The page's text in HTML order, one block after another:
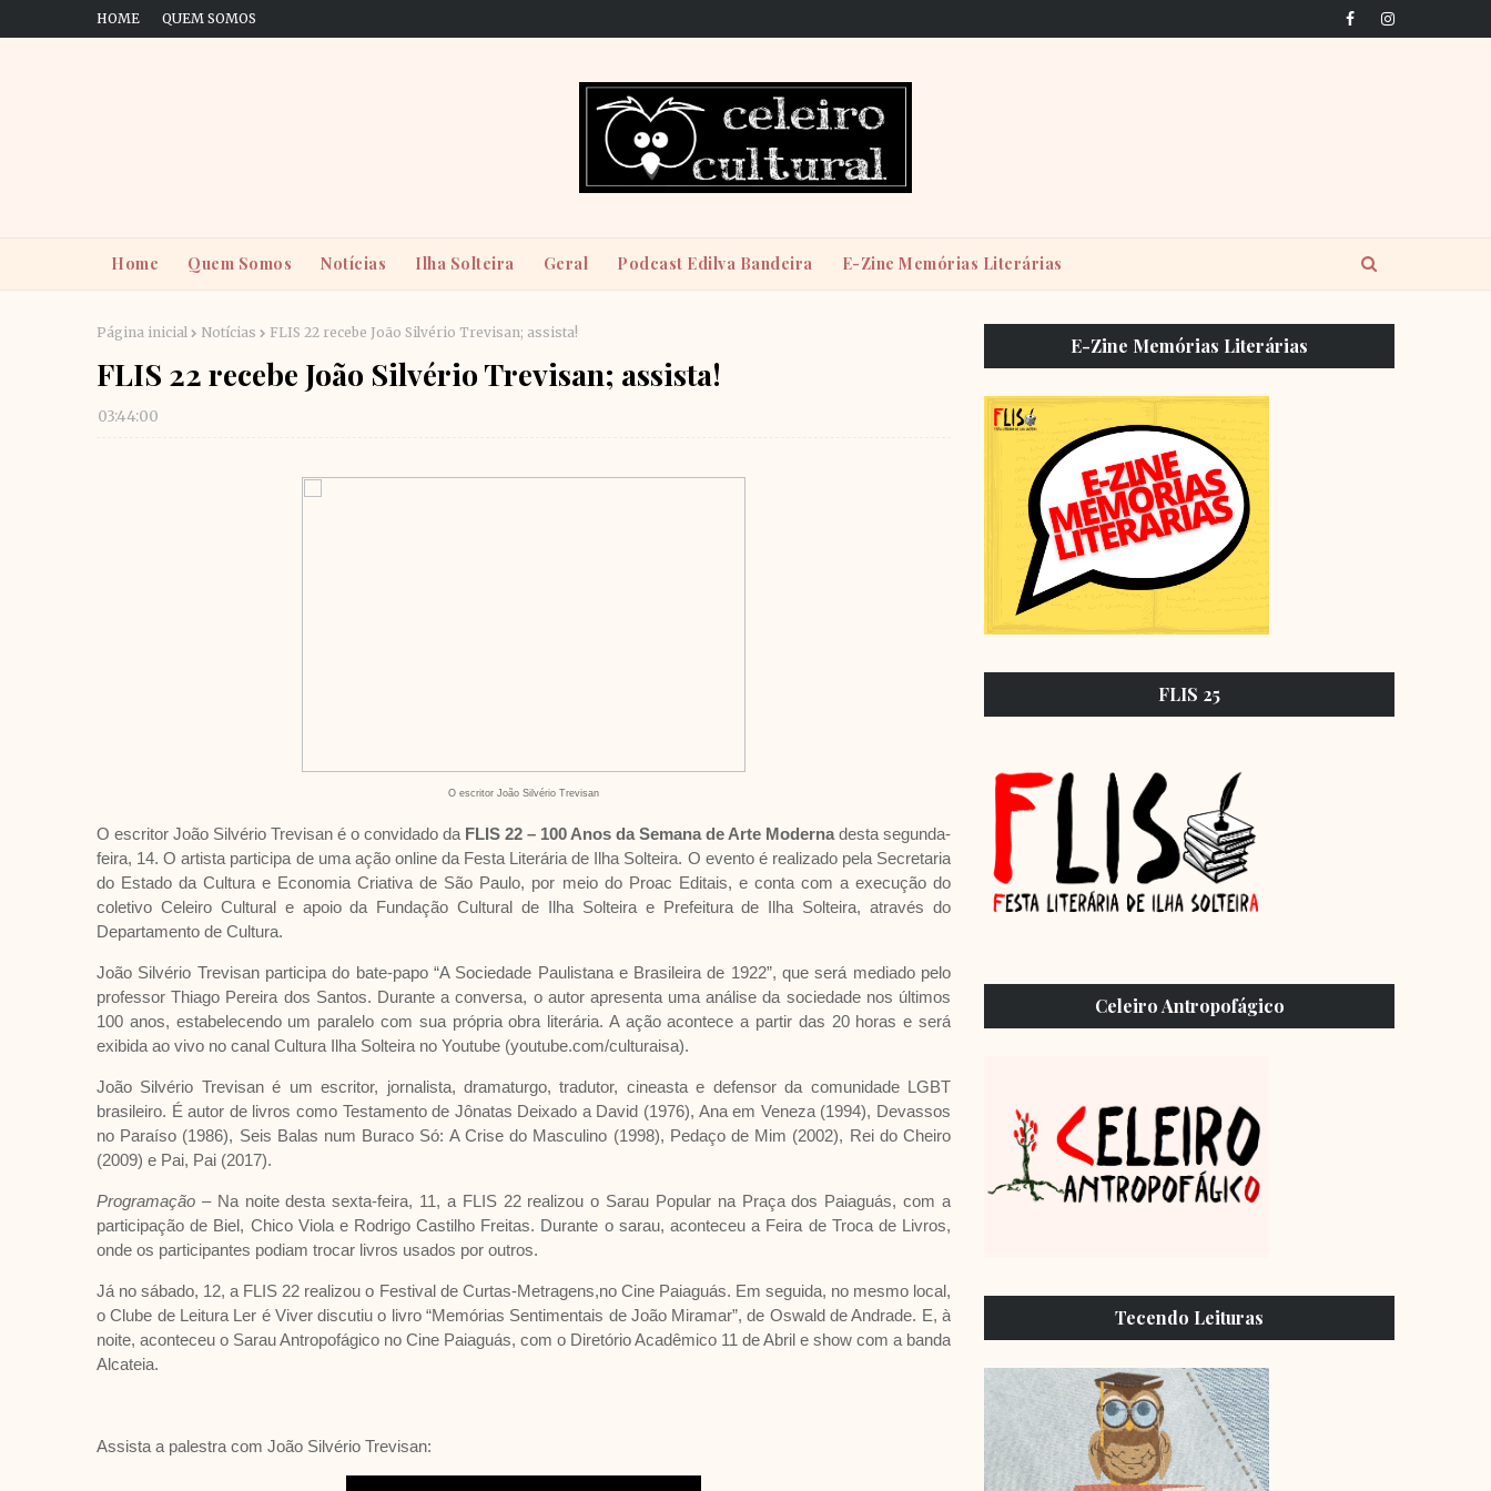
HOME QUEM SOMOS
Home Quem Somos Notícias Ilha Solteira Geral Podcast Edilva Bandeira E-Zine Memórias Literárias
Página inicial Notícias FLIS 22 recebe João Silvério Trevisan; assista!
FLIS 22 recebe João Silvério Trevisan; assista!
03:44:00
O escritor João Silvério Trevisan
O escritor João Silvério Trevisan é o convidado da FLIS 22 – 100 Anos da Semana de Arte Moderna desta segunda-
feira, 14. O artista participa de uma ação online da Festa Literária de Ilha Solteira. O evento é realizado pela Secretaria
do Estado da Cultura e Economia Criativa de São Paulo, por meio do Proac Editais, e conta com a execução do
coletivo Celeiro Cultural e apoio da Fundação Cultural de Ilha Solteira e Prefeitura de Ilha Solteira, através do
Departamento de Cultura.
João Silvério Trevisan participa do bate-papo “A Sociedade Paulistana e Brasileira de 1922”, que será mediado pelo
professor Thiago Pereira dos Santos. Durante a conversa, o autor apresenta uma análise da sociedade nos últimos
100 anos, estabelecendo um paralelo com sua própria obra literária. A ação acontece a partir das 20 horas e será
exibida ao vivo no canal Cultura Ilha Solteira no Youtube (youtube.com/culturaisa).
João Silvério Trevisan é um escritor, jornalista, dramaturgo, tradutor, cineasta e defensor da comunidade LGBT
brasileiro. É autor de livros como Testamento de Jônatas Deixado a David (1976), Ana em Veneza (1994), Devassos
no Paraíso (1986), Seis Balas num Buraco Só: A Crise do Masculino (1998), Pedaço de Mim (2002), Rei do Cheiro
(2009) e Pai, Pai (2017).
Programação – Na noite desta sexta-feira, 11, a FLIS 22 realizou o Sarau Popular na Praça dos Paiaguás, com a
participação de Biel, Chico Viola e Rodrigo Castilho Freitas. Durante o sarau, aconteceu a Feira de Troca de Livros,
onde os participantes podiam trocar livros usados por outros.
Já no sábado, 12, a FLIS 22 realizou o Festival de Curtas-Metragens,no Cine Paiaguás. Em seguida, no mesmo local,
o Clube de Leitura Ler é Viver discutiu o livro “Memórias Sentimentais de João Miramar”, de Oswald de Andrade. E, à
noite, aconteceu o Sarau Antropofágico no Cine Paiaguás, com o Diretório Acadêmico 11 de Abril e show com a banda
Alcateia.
Assista a palestra com João Silvério Trevisan:
E-Zine Memórias Literárias
FLIS 25
Celeiro Antropofágico
Tecendo Leituras